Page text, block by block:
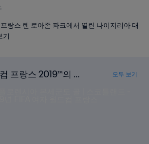
랑스 렌 로아존 파크에서 열린 나이지리아 대
기
프랑스 2019™의 모
요
모두 보기